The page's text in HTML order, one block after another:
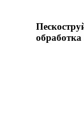
обработка